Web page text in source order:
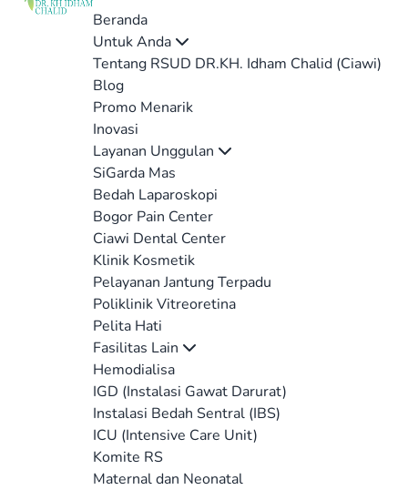
Beranda
Untuk Anda
Tentang RSUD DR.KH. Idham Chalid (Ciawi)
Blog
Promo Menarik
Inovasi
Layanan Unggulan
SiGarda Mas
Bedah Laparoskopi
Bogor Pain Center
Ciawi Dental Center
Klinik Kosmetik
Pelayanan Jantung Terpadu
Poliklinik Vitreoretina
Pelita Hati
Fasilitas Lain
Hemodialisa
IGD (Instalasi Gawat Darurat)
Instalasi Bedah Sentral (IBS)
ICU (Intensive Care Unit)
Komite RS
Maternal dan Neonatal